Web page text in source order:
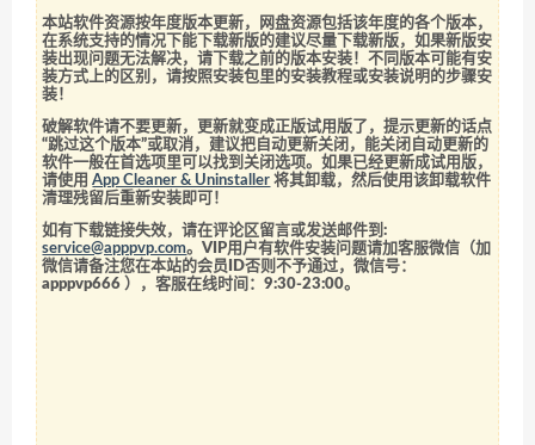
本站软件资源按年度版本更新，网盘资源包括该年度的各个版本，
在系统支持的情况下能下载新版的建议尽量下载新版，如果新版安
装出现问题无法解决，请下载之前的版本安装！不同版本可能有安
装方式上的区别，请按照安装包里的安装教程或安装说明的步骤安
装！
破解软件请不要更新，更新就变成正版试用版了，提示更新的话点
“跳过这个版本”或取消，建议把自动更新关闭，能关闭自动更新的
软件一般在首选项里可以找到关闭选项。如果已经更新成试用版，
请使用App Cleaner & Uninstaller 将其卸载，然后使用该卸载软件
清理残留后重新安装即可！
如有下载链接失效，请在评论区留言或发送邮件到:
service@apppvp.com。VIP用户有软件安装问题请加客服微信（加
微信请备注您在本站的会员ID否则不予通过，微信号：
apppvp666 ），客服在线时间：9:30-23:00。